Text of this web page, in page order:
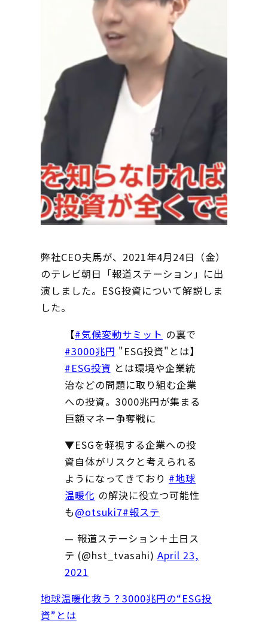
弊社CEO夫馬が、2021年4月24日（金）
のテレビ朝日「報道ステーション」に出
演しました。ESG投資について解説しま
した。
【#気候変動サミット の裏で
#3000兆円 "ESG投資"とは】
#ESG投資 とは環境や企業統
治などの問題に取り組む企業
への投資。3000兆円が集まる
巨額マネー争奪戦に
▼ESGを軽視する企業への投
資自体がリスクと考えられる
ようになってきており #地球
温暖化 の解決に役立つ可能性
も@otsuki7#報ステ
— 報道ステーション＋土日ス
テ (@hst_tvasahi) April 23,
2021
地球温暖化救う？3000兆円の“ESG投
資”とは